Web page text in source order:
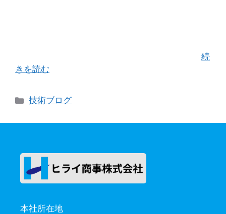
続
きを読む
カ
ゴ
技術ブログ
本社所在地